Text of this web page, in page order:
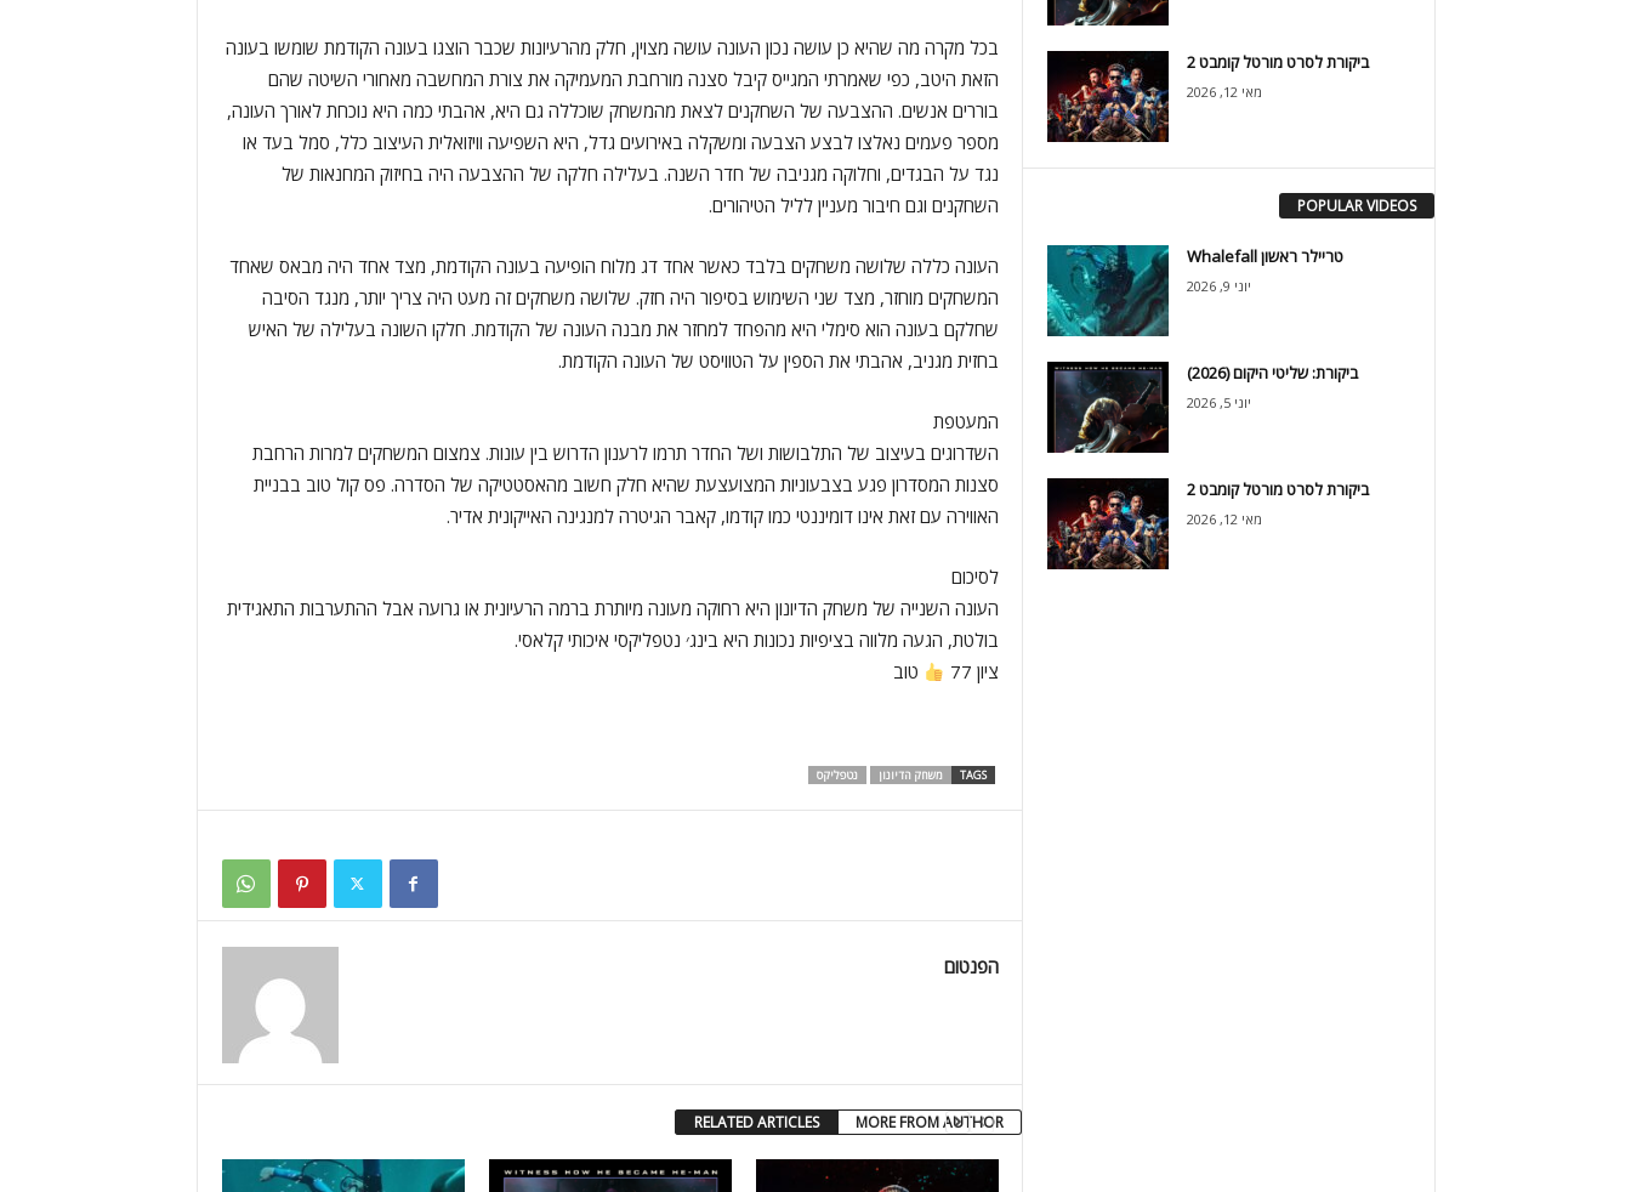
בכל מקרה מה שהיא כן עושה נכון העונה עושה מצוין, חלק מהרעיונות שכבר הוצגו בעונה הקודמת שומשו בעונה
הזאת היטב, כפי שאמרתי המגייס קיבל סצנה מורחבת המעמיקה את צורת המחשבה מאחורי השיטה שהם
בוררים אנשים. ההצבעה של השחקנים לצאת מהמשחק שוכללה גם היא, אהבתי כמה היא נוכחת לאורך העונה,
מספר פעמים נאלצו לבצע הצבעה ומשקלה באירועים גדל, היא השפיעה וויזואלית העיצוב כלל, סמל בעד או
נגד על הבגדים, וחלוקה מגניבה של חדר השנה. בעלילה חלקה של ההצבעה היה בחיזוק המחנאות של
השחקנים וגם חיבור מעניין לליל הטיהורים.
העונה כללה שלושה משחקים בלבד כאשר אחד דג מלוח הופיעה בעונה הקודמת, מצד אחד היה מבאס שאחד
המשחקים מוחזר, מצד שני השימוש בסיפור היה חזק. שלושה משחקים זה מעט היה צריך יותר, מנגד הסיבה
שחלקם בעונה הוא סימלי היא מהפחד למחזר את מבנה העונה של הקודמת. חלקו השונה בעלילה של האיש
בחזית מגניב, אהבתי את הספין על הטוויסט של העונה הקודמת.
המעטפת
השדרוגים בעיצוב של התלבושות ושל החדר תרמו לרענון הדרוש בין עונות. צמצום המשחקים למרות הרחבת
סצנות המסדרון פגע בצבעוניות המצועצעת שהיא חלק חשוב מהאסטטיקה של הסדרה. פס קול טוב בבניית
האווירה עם זאת אינו דומיננטי כמו קודמו, קאבר הגיטרה למנגינה האייקונית אדיר.
לסיכום
העונה השנייה של משחק הדיונון היא רחוקה מעונה מיותרת ברמה הרעיונית או גרועה אבל ההתערבות התאגידית
בולטת, הגעה מלווה בציפיות נכונות היא בינג׳ נטפליקסי איכותי קלאסי.
ציון 77
טוב
TAGS משחק הדיונון נטפליקס
הפנטום
RELATED ARTICLES MORE FROM AUTHOR
ביקורת לסרט מורטל קומבט 2
מאי 12, 2026
POPULAR VIDEOS
Whalefall טריילר ראשון
יוני 9, 2026
ביקורת: שליטי היקום (2026)
יוני 5, 2026
ביקורת לסרט מורטל קומבט 2
מאי 12, 2026